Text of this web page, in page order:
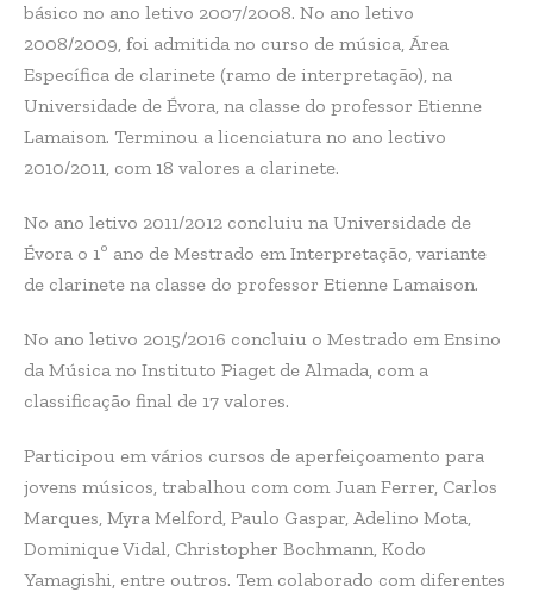
básico no ano letivo 2007/2008. No ano letivo
2008/2009, foi admitida no curso de música, Área
Específica de clarinete (ramo de interpretação), na
Universidade de Évora, na classe do professor Etienne
Lamaison. Terminou a licenciatura no ano lectivo
2010/2011, com 18 valores a clarinete.
No ano letivo 2011/2012 concluiu na Universidade de
Évora o 1º ano de Mestrado em Interpretação, variante
de clarinete na classe do professor Etienne Lamaison.
No ano letivo 2015/2016 concluiu o Mestrado em Ensino
da Música no Instituto Piaget de Almada, com a
classificação final de 17 valores.
Participou em vários cursos de aperfeiçoamento para
jovens músicos, trabalhou com com Juan Ferrer, Carlos
Marques, Myra Melford, Paulo Gaspar, Adelino Mota,
Dominique Vidal, Christopher Bochmann, Kodo
Yamagishi, entre outros. Tem colaborado com diferentes